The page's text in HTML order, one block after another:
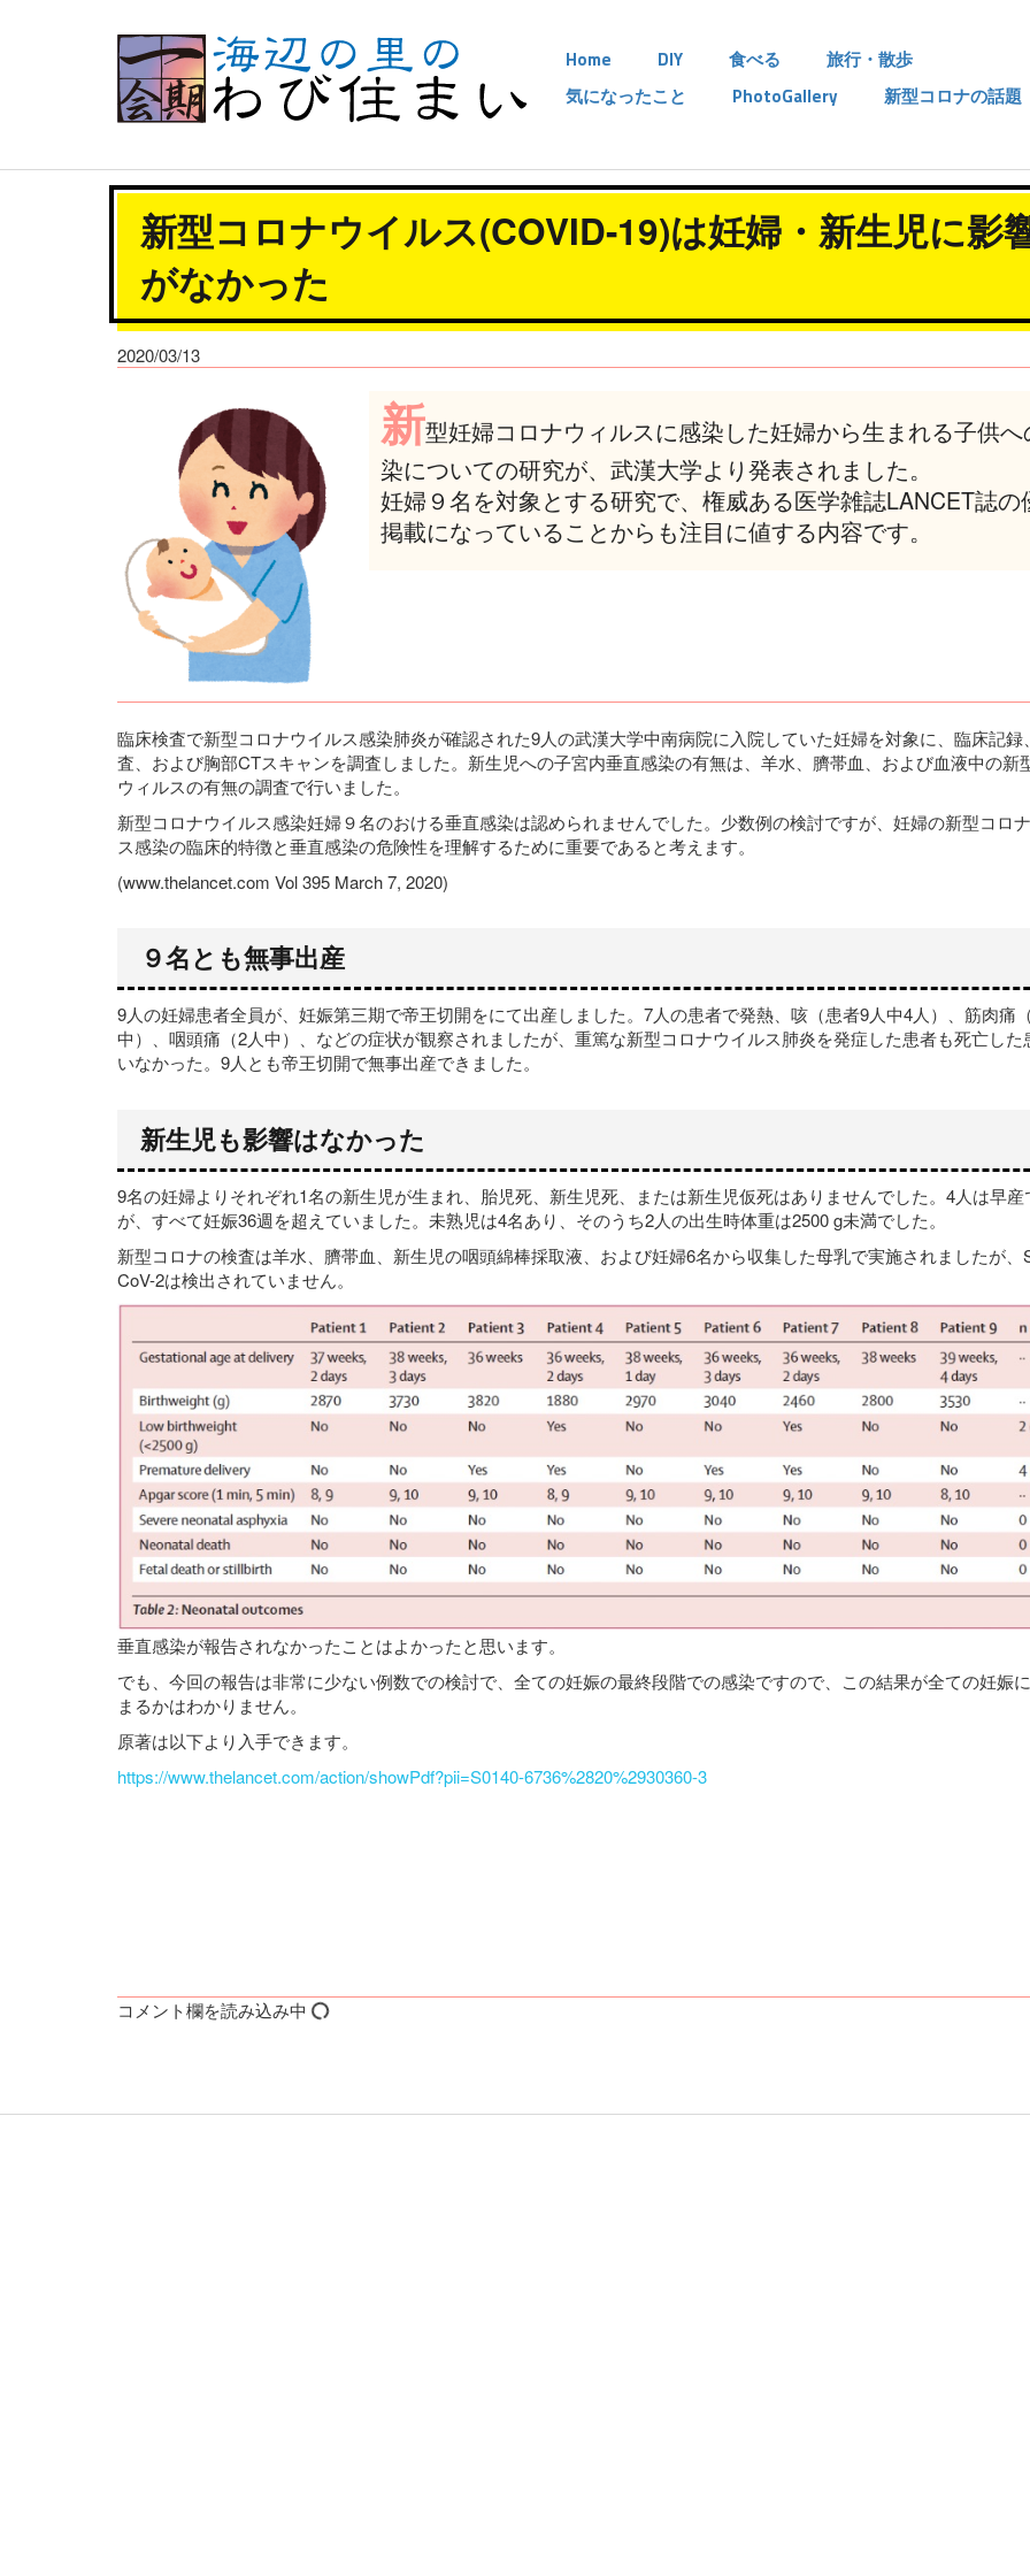
Home DIY 食べる
旅行・散歩
気になったこと
PhotoGallery 新型コロナの話題
新型コロナウイルス(COVID-19)は妊婦・新生児に影
がなかった
2020/03/13
新型妊婦コロナウィルスに感染した妊婦から生まれる子供へ
染についての研究が、武漢大学より発表されました。
妊婦９名を対象とする研究で、権威ある医学雑誌LANCET誌の
掲載になっていることからも注目に値する内容です。
臨床検査で新型コロナウイルス感染肺炎が確認された9人の武漢大学中南病院に入院していた妊婦を対象に、臨床記録
査、および胸部CTスキャンを調査しました。新生児への子宮内垂直感染の有無は、羊水、臍帯血、および血液中の新
ウィルスの有無の調査で行いました。
新型コロナウイルス感染妊婦９名のおける垂直感染は認められませんでした。少数例の検討ですが、妊婦の新型コロ
ス感染の臨床的特徴と垂直感染の危険性を理解するために重要であると考えます。
(www.thelancet.com Vol 395 March 7, 2020)
９名とも無事出産
9人の妊婦患者全員が、妊娠第三期で帝王切開をにて出産しました。7人の患者で発熱、咳（患者9人中4人）、筋肉痛
中）、咽頭痛（2人中）、などの症状が観察されましたが、重篤な新型コロナウイルス肺炎を発症した患者も死亡した
いなかった。9人とも帝王切開で無事出産できました。
新生児も影響はなかった
9名の妊婦よりそれぞれ1名の新生児が生まれ、胎児死、新生児死、または新生児仮死はありませんでした。4人は早産
が、すべて妊娠36週を超えていました。未熟児は4名あり、そのうち2人の出生時体重は2500 g未満でした。
新型コロナの検査は羊水、臍帯血、新生児の咽頭綿棒採取液、および妊婦6名から収集した母乳で実施されましたが、
CoV-2は検出されていません。
垂直感染が報告されなかったことはよかったと思います。
でも、今回の報告は非常に少ない例数での検討で、全ての妊娠の最終段階での感染ですので、この結果が全ての妊娠
まるかはわかりません。
原著は以下より入手できます。
https://www.thelancet.com/action/showPdf?pii=S0140-6736%2820%2930360-3
コメント欄を読み込み中